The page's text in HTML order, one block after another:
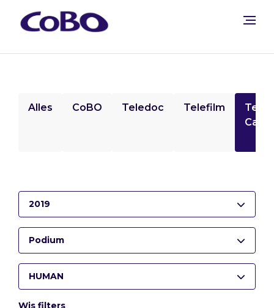
Alles CoBO Teledoc Telefilm
2019
Podium
HUMAN
Wis filters